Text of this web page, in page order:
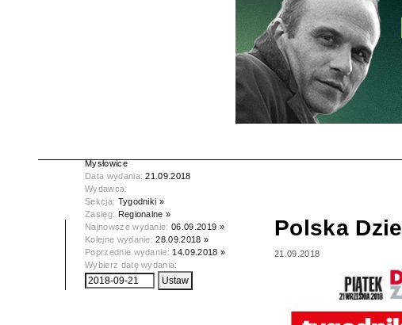
Mysłowice
Data wydania:21.09.2018
Wydawca:
Sekcja: Tygodniki »
Zasięg: Regionalne »
Najnowsze wydanie:06.09.2019 »
Kolejne wydanie:28.09.2018 »
Poprzednie wydanie: 14.09.2018 »
Wybierz datę wydania:
Polska
21.09.2018